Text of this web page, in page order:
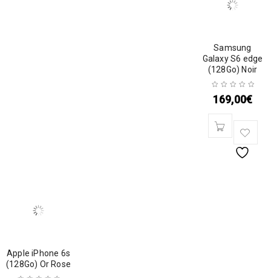
Samsung
Galaxy S6 edge
(128Go) Noir
169,00€
Apple iPhone 6s
(128Go) Or Rose